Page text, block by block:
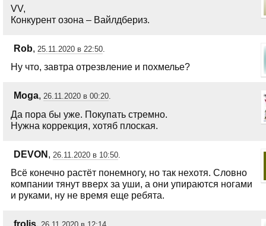
VV,
Конкурент озона – Вайлдбериз.
Rob 25.11.2020 в 22:50.
Ну что, завтра отрезвление и похмелье?
Moga, 26.11.2020 в 00:20.
Да пора бы уже. Покупать стремно.
Нужна коррекция, хотяб плоская.
DEVON, 26.11.2020 в 10:50.
Всё конечно растёт понемногу, но так нехотя. Словно
компании тянут вверх за уши, а они упираются ногами
и руками, ну не время еще ребята.
frolis,